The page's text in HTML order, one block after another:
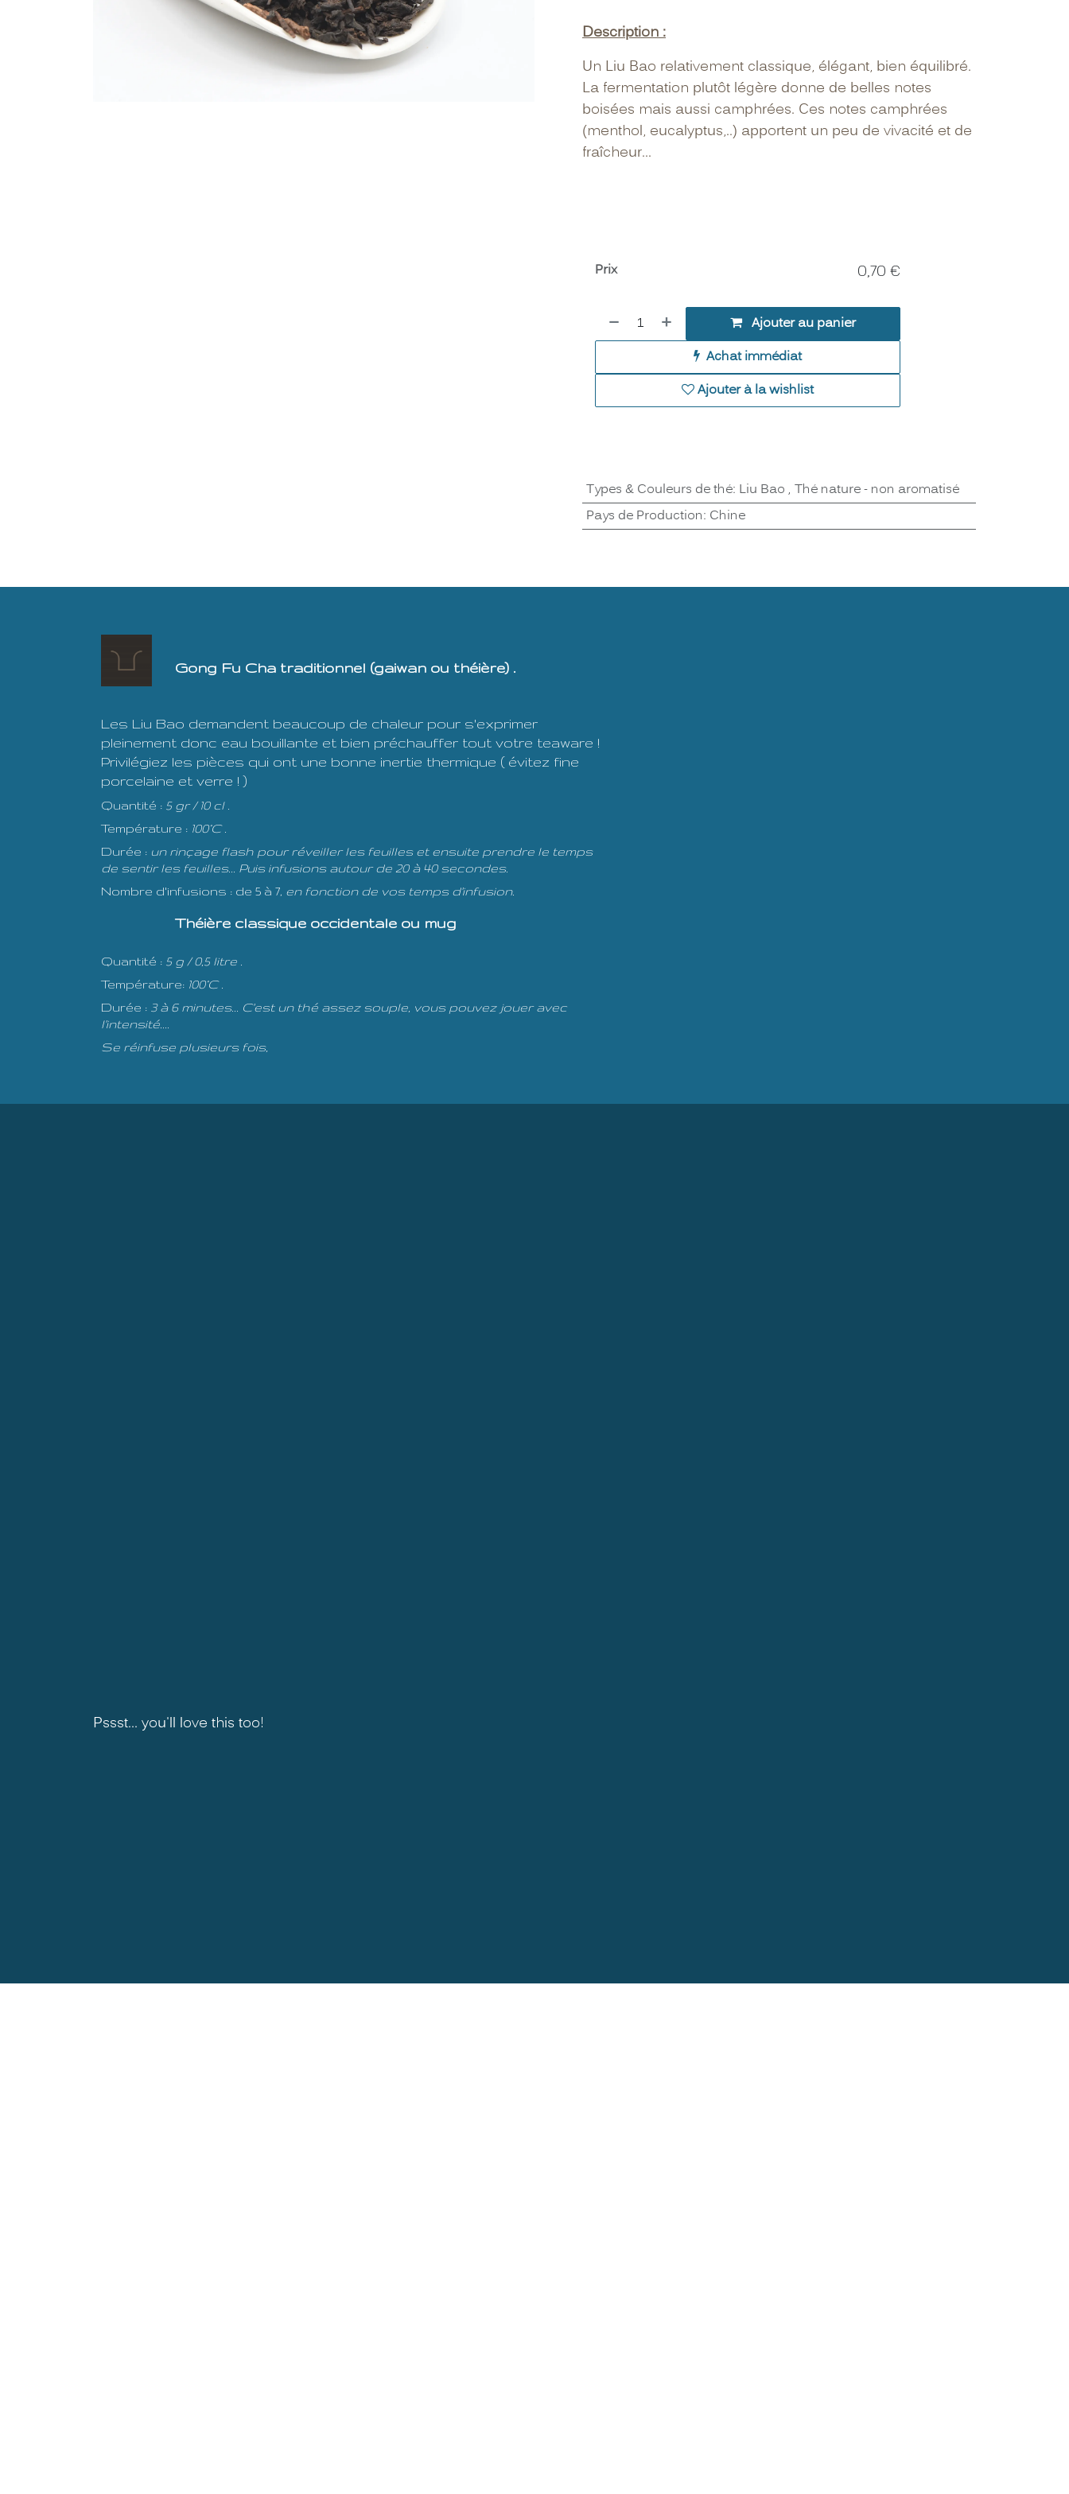
Description :
Un Liu Bao relativement classique, élégant, bien équilibré.
La fermentation plutôt légère donne de belles notes
boisées mais aussi camphrées. Ces notes camphrées
(menthol, eucalyptus,..) apportent un peu de vivacité et de
fraîcheur...
Ajouter au panier
Achat immédiat
Ajouter à la wishlist
Prix 0,70 €
Types & Couleurs de thé: Liu Bao , Thé nature - non aromatisé
Pays de Production: Chine
Gong Fu Cha traditionnel (gaiwan ou théière) .
Les Liu Bao demandent beaucoup de chaleur pour s'exprimer
pleinement donc eau bouillante et bien préchauffer tout votre teaware !
Privilégiez les pièces qui ont une bonne inertie thermique ( évitez fine
porcelaine et verre ! )
Quantité : 5 gr / 10 cl .
Température : 100°C .
Durée : un rinçage flash pour réveiller les feuilles et ensuite prendre le temps
de sentir les feuilles... Puis infusions autour de 20 à 40 secondes.
Nombre d'infusions : de 5 à 7, en fonction de vos temps d'infusion.
Quantité : 5 g / 0,5 litre .
Température: 100°C .
Durée : 3 à 6 minutes... C'est un thé assez souple, vous pouvez jouer avec
l'intensité....
Se réinfuse plusieurs fois,
Théière classique occidentale ou mug
Pssst... you'll love this too!